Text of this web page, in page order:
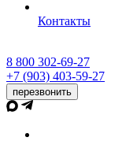
Контакты
8 800 302-69-27
+7 (903) 403-59-27
перезвонить